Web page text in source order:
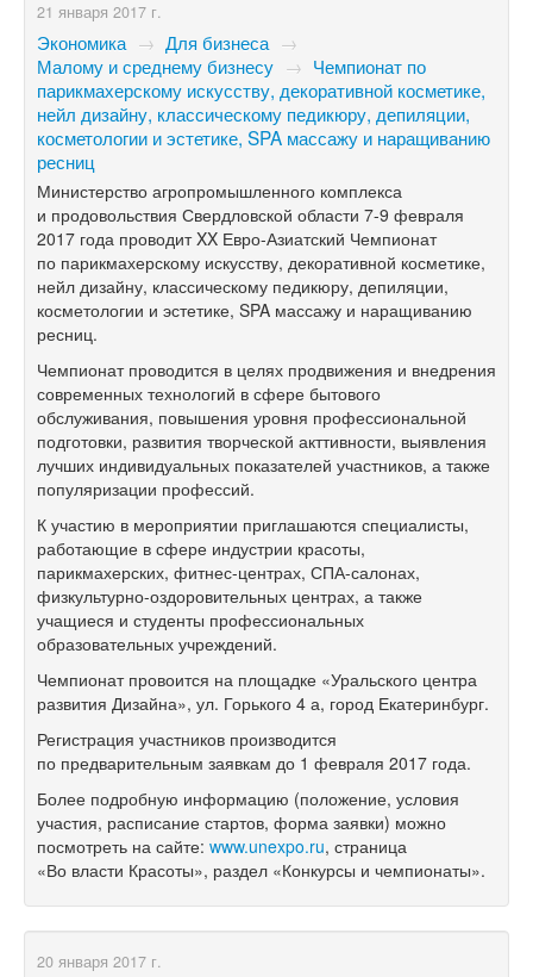
21 января 2017 г.
Экономика → Для бизнеса →
Малому и среднему бизнесу → Чемпионат по
парикмахерскому искусству, декоративной косметике,
нейл дизайну, классическому педикюру, депиляции,
косметологии и эстетике, SPA массажу и наращиванию
ресниц
Министерство агропромышленного комплекса
и продовольствия Свердловской области 7-9 февраля
2017 года проводит XX Евро-Азиатский Чемпионат
по парикмахерскому искусству, декоративной косметике,
нейл дизайну, классическому педикюру, депиляции,
косметологии и эстетике, SPA массажу и наращиванию
ресниц.
Чемпионат проводится в целях продвижения и внедрения
современных технологий в сфере бытового
обслуживания, повышения уровня профессиональной
подготовки, развития творческой акттивности, выявления
лучших индивидуальных показателей участников, а также
популяризации профессий.
К участию в мероприятии приглашаются специалисты,
работающие в сфере индустрии красоты,
парикмахерских, фитнес-центрах, СПА-салонах,
физкультурно-оздоровительных центрах, а также
учащиеся и студенты профессиональных
образовательных учреждений.
Чемпионат провоится на площадке «Уральского центра
развития Дизайна», ул. Горького 4 а, город Екатеринбург.
Регистрация участников производится
по предварительным заявкам до 1 февраля 2017 года.
Более подробную информацию (положение, условия
участия, расписание стартов, форма заявки) можно
посмотреть на сайте: www.unexpo.ru, страница
«Во власти Красоты», раздел «Конкурсы и чемпионаты».
20 января 2017 г.